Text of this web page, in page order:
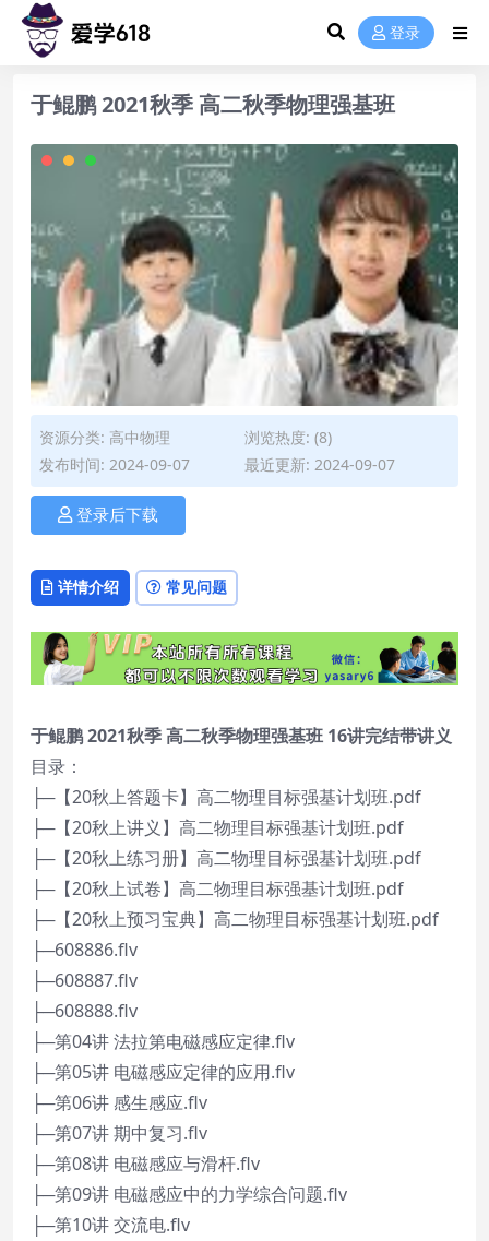
登录
于鲲鹏 2021秋季 高二秋季物理强基班
资源分类: 高中物理
浏览热度: (8)
发布时间: 2024-09-07
最近更新: 2024-09-07
登录后下载
详情介绍 常见问题
于鲲鹏 2021秋季 高二秋季物理强基班 16讲完结带讲义
目录：
├─【20秋上答题卡】高二物理目标强基计划班.pdf
├─【20秋上讲义】高二物理目标强基计划班.pdf
├─【20秋上练习册】高二物理目标强基计划班.pdf
├─【20秋上试卷】高二物理目标强基计划班.pdf
├─【20秋上预习宝典】高二物理目标强基计划班.pdf
├─608886.flv
├─608887.flv
├─608888.flv
├─第04讲 法拉第电磁感应定律.flv
├─第05讲 电磁感应定律的应用.flv
├─第06讲 感生感应.flv
├─第07讲 期中复习.flv
├─第08讲 电磁感应与滑杆.flv
├─第09讲 电磁感应中的力学综合问题.flv
├─第10讲 交流电.flv